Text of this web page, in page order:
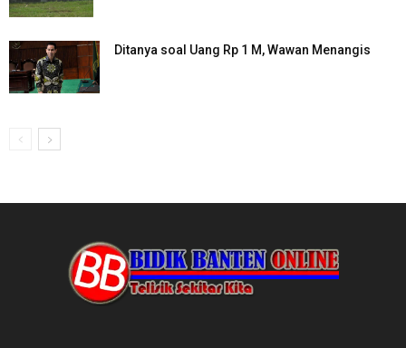
Ditanya soal Uang Rp 1 M, Wawan Menangis